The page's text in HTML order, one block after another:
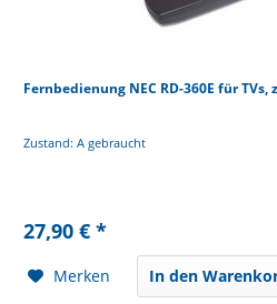
Fernbedienung NEC RD-360E für TVs,
Zustand: A gebraucht
27,90 € *
Merken In den